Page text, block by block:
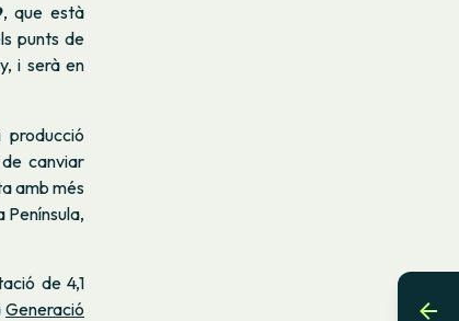
, que està
punts de
i serà en
canviar
amb més
de 4,1
Generació